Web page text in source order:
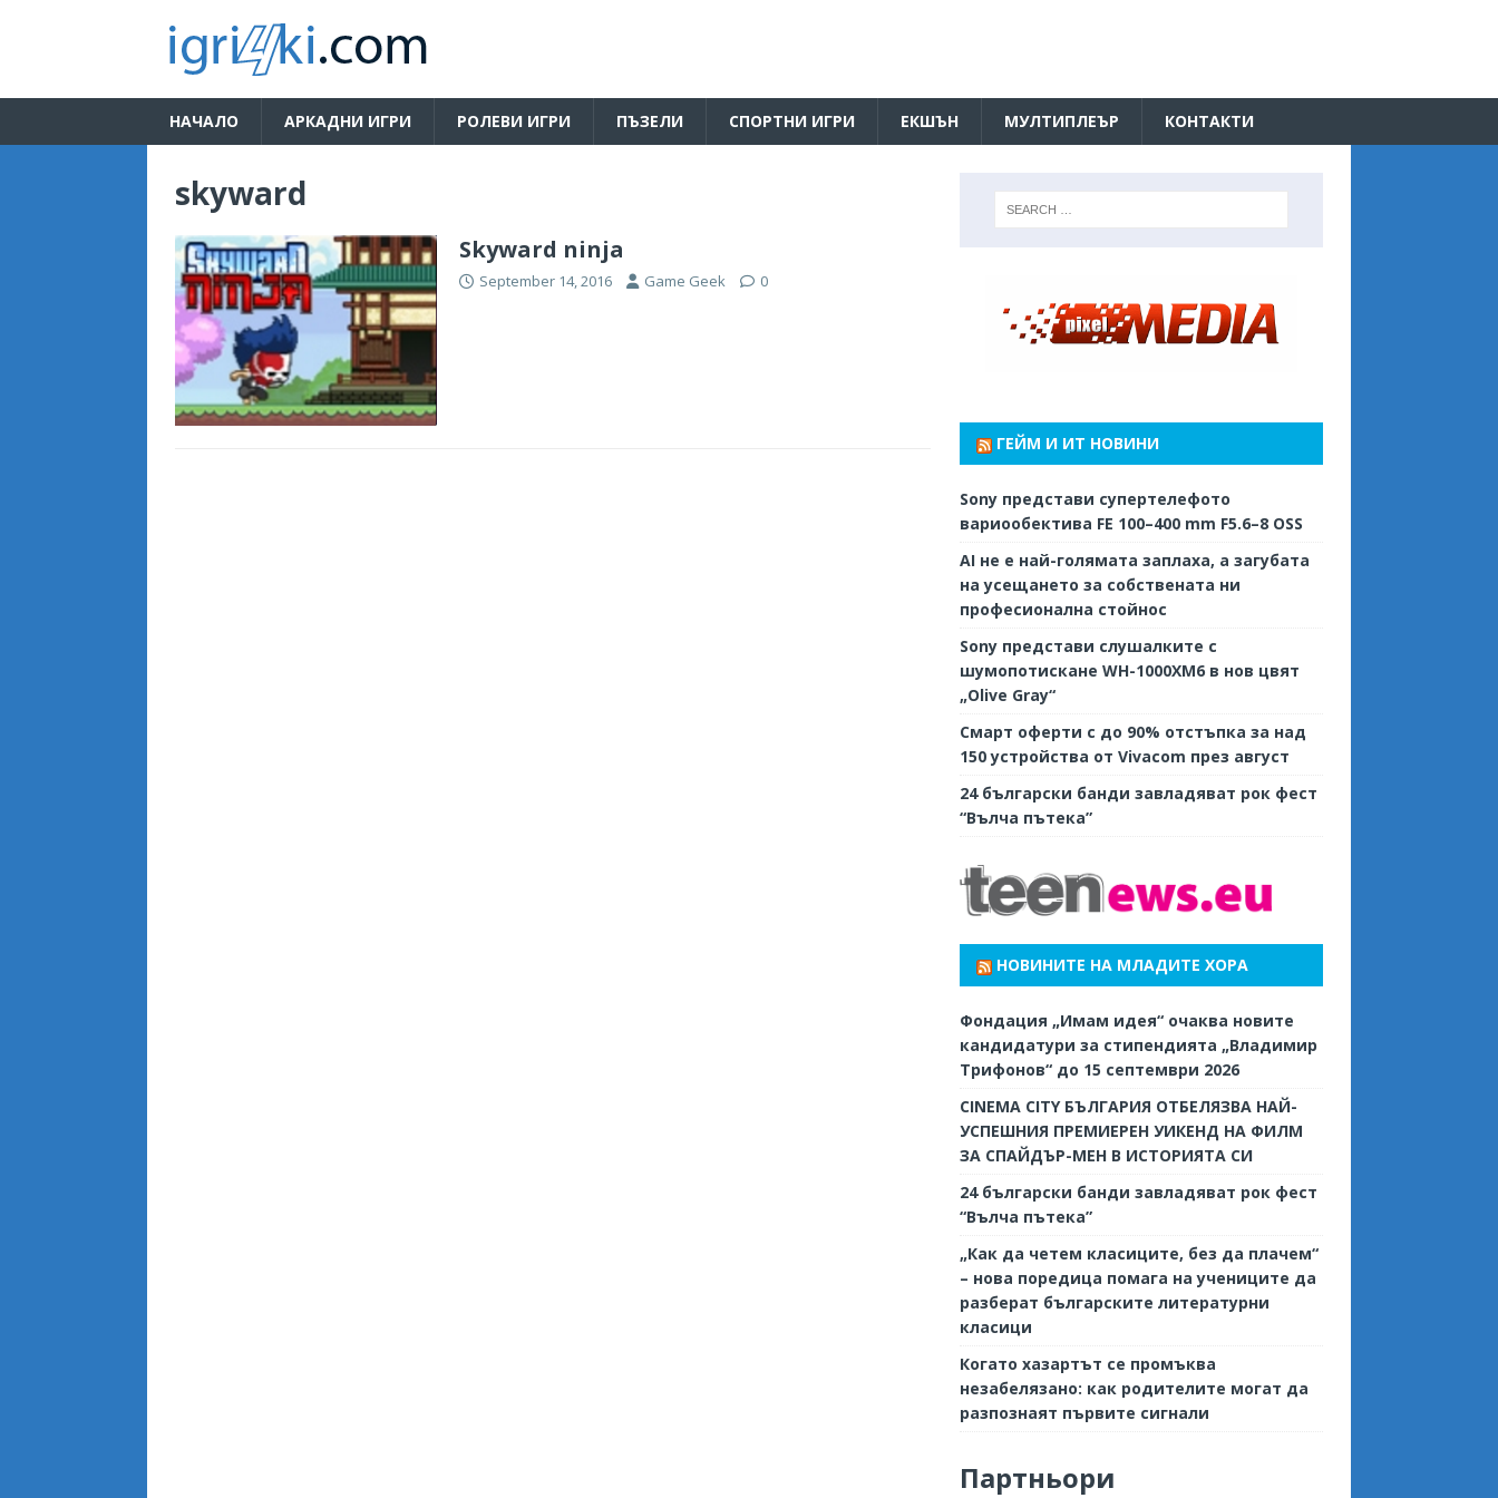
НАЧАЛО АРКАДНИ ИГРИ РОЛЕВИ ИГРИ ПЪЗЕЛИ СПОРТНИ ИГРИ ЕКШЪН МУЛТИПЛЕЪР КОНТАКТИ
skyward
Skyward ninja
September 14, 2016 Game Geek 0
ГЕЙМ И ИТ НОВИНИ
Sony представи супертелефото
вариообектива FE 100–400 mm F5.6–8 OSS
AI не е най-голямата заплаха, а загубата
на усещането за собствената ни
професионална стойнос
Sony представи слушалките с
шумопотискане WH-1000XM6 в нов цвят
„Olive Gray“
Смарт оферти с до 90% отстъпка за над
150 устройства от Vivacom през август
24 български банди завладяват рок фест
“Вълча пътека”
НОВИНИТЕ НА МЛАДИТЕ ХОРА
Фондация „Имам идея“ очаква новите
кандидатури за стипендията „Владимир
Трифонов“ до 15 септември 2026
CINEMA CITY БЪЛГАРИЯ ОТБЕЛЯЗВА НАЙ-
УСПЕШНИЯ ПРЕМИЕРЕН УИКЕНД НА ФИЛМ
ЗА СПАЙДЪР-МЕН В ИСТОРИЯТА СИ
24 български банди завладяват рок фест
“Вълча пътека”
„Как да четем класиците, без да плачем“
– нова поредица помага на учениците да
разберат българските литературни
класици
Когато хазартът се промъква
незабелязано: как родителите могат да
разпознаят първите сигнали
Партньори